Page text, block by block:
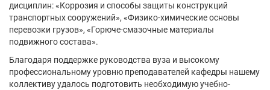
дисциплин: «Коррозия и способы защиты конструкций
транспортных сооружений», «Физико-химические основы
перевозки грузов», «Горюче-смазочные материалы
подвижного состава».
Благодаря поддержке руководства вуза и высокому
профессиональному уровню преподавателей кафедры нашему
коллективу удалось подготовить необходимую учебно-